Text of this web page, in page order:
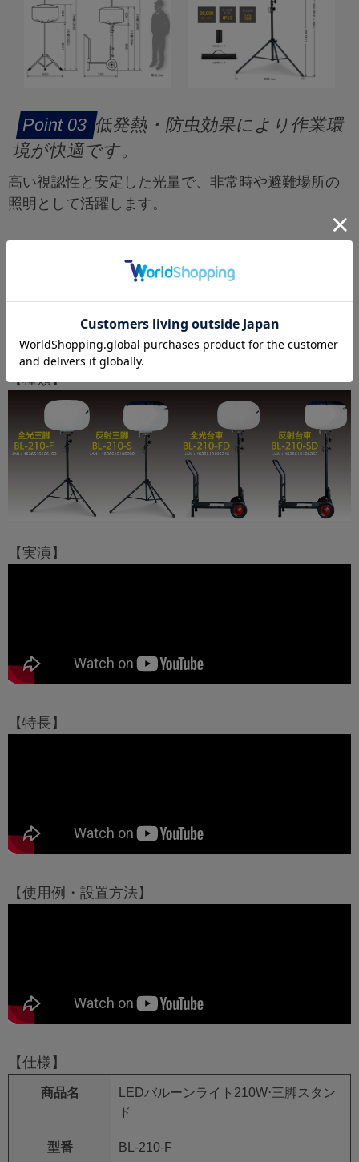
低発熱・防虫効果により作業環
境が快適です。
高い視認性と安定した光量で、非常時や避難場所の
照明として活躍します。
非常時にも役立つ高い耐久性
と携帯性を持ちます
て活躍します。
【種類】
【実演】
【特長】
【使用例・設置方法】
【仕様】
商品名
LEDバルーンライト210W⋅三脚スタン
ド
型番 BL-210-F